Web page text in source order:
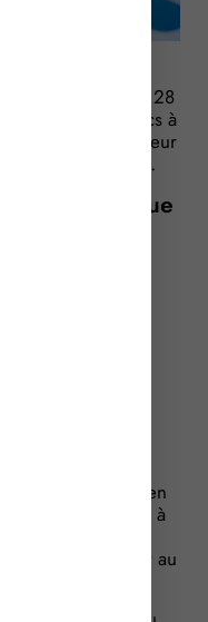
le
de presse du 28
des sacs à
entrerait en vigueur
revoir sa copie…
à usage unique
2016
(votée en août
de caisse en
à
janvier 2016.
d’un Décret
du Décret
le 28
en discussion
ce sujet jusqu’en
du Décret à
a tenu à
même en vigueur au